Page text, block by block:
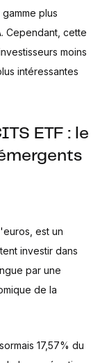
plus
Cependant, cette
moins
intéressantes
ETF : le
est un
investir dans
par une
de la
17,57% du